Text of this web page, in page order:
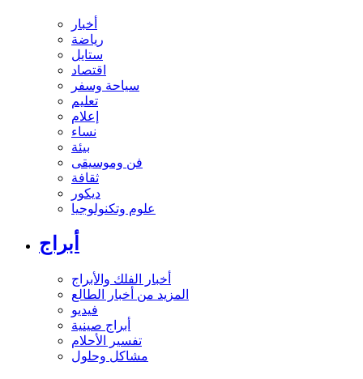
أخبار
رياضة
ستايل
اقتصاد
سياحة وسفر
تعليم
إعلام
نساء
بيئة
فن وموسيقى
ثقافة
ديكور
علوم وتكنولوجيا
أبراج
أخبار الفلك والأبراج
المزيد من أخبار الطالع
فيديو
أبراج صينية
تفسير الأحلام
مشاكل وحلول